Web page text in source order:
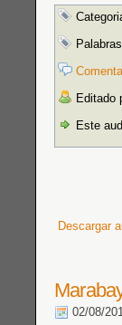
Editado
Este
Descargar
02/08/